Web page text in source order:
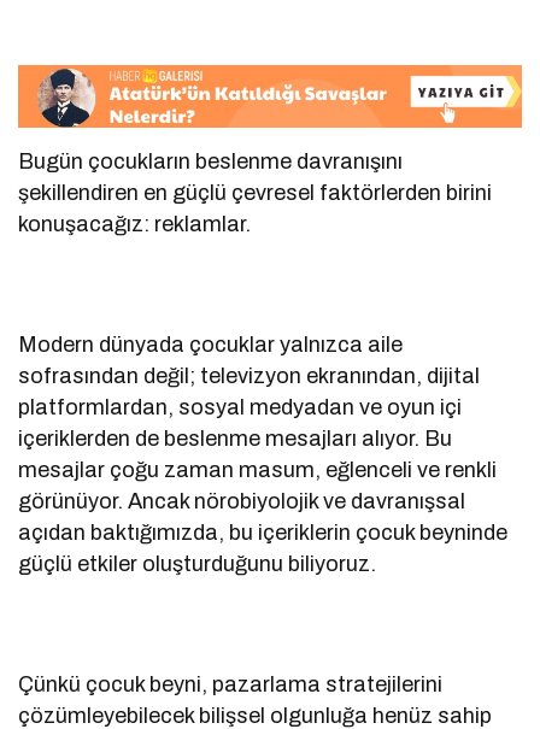
Bugün çocukların beslenme davranışını
şekillendiren en güçlü çevresel faktörlerden birini
konuşacağız: reklamlar.
Modern dünyada çocuklar yalnızca aile
sofrasından değil; televizyon ekranından, dijital
platformlardan, sosyal medyadan ve oyun içi
içeriklerden de beslenme mesajları alıyor. Bu
mesajlar çoğu zaman masum, eğlenceli ve renkli
görünüyor. Ancak nörobiyolojik ve davranışsal
açıdan baktığımızda, bu içeriklerin çocuk beyninde
güçlü etkiler oluşturduğunu biliyoruz.
Çünkü çocuk beyni, pazarlama stratejilerini
çözümleyebilecek bilişsel olgunluğa henüz sahip